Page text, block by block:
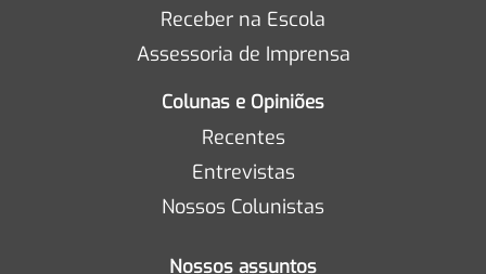
Receber na Escola
Assessoria de Imprensa
Colunas e Opiniões
Recentes
Entrevistas
Nossos Colunistas
Nossos assuntos